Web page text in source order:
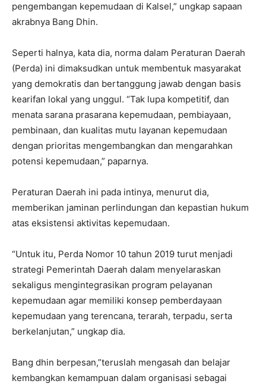
pengembangan kepemudaan di Kalsel,” ungkap sapaan
akrabnya Bang Dhin.
Seperti halnya, kata dia, norma dalam Peraturan Daerah
(Perda) ini dimaksudkan untuk membentuk masyarakat
yang demokratis dan bertanggung jawab dengan basis
kearifan lokal yang unggul. “Tak lupa kompetitif, dan
menata sarana prasarana kepemudaan, pembiayaan,
pembinaan, dan kualitas mutu layanan kepemudaan
dengan prioritas mengembangkan dan mengarahkan
potensi kepemudaan,” paparnya.
Peraturan Daerah ini pada intinya, menurut dia,
memberikan jaminan perlindungan dan kepastian hukum
atas eksistensi aktivitas kepemudaan.
“Untuk itu, Perda Nomor 10 tahun 2019 turut menjadi
strategi Pemerintah Daerah dalam menyelaraskan
sekaligus mengintegrasikan program pelayanan
kepemudaan agar memiliki konsep pemberdayaan
kepemudaan yang terencana, terarah, terpadu, serta
berkelanjutan,” ungkap dia.
Bang dhin berpesan,”teruslah mengasah dan belajar
kembangkan kemampuan dalam organisasi sebagai